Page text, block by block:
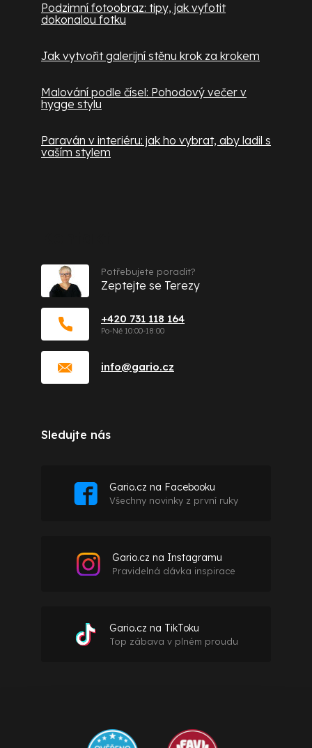
Podzimní fotoobraz: tipy, jak vyfotit
dokonalou fotku
Jak vytvořit galerijní stěnu krok za krokem
Malování podle čísel: Pohodový večer v
hygge stylu
Paraván v interiéru: jak ho vybrat, aby ladil s
vaším stylem
info@gario.cz
+420 731 118 164
Potřebujete poradit?
Zeptejte se Terezy
Sledujte nás
Gario.cz na Facebooku
Všechny novinky z první ruky
Gario.cz na Instagramu
Pravidelná dávka inspirace
Gario.cz na TikToku
Top zábava v plném proudu